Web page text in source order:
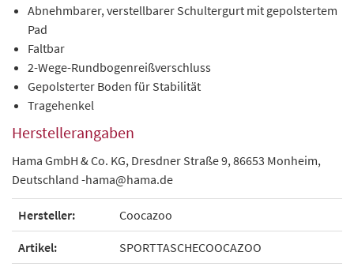
Abnehmbarer, verstellbarer Schultergurt mit gepolstertem
Pad
Faltbar
2-Wege-Rundbogenreißverschluss
Gepolsterter Boden für Stabilität
Tragehenkel
Herstellerangaben
Hama GmbH & Co. KG, Dresdner Straße 9, 86653 Monheim,
Deutschland -hama@hama.de
Hersteller: Coocazoo
Artikel: SPORTTASCHECOOCAZOO